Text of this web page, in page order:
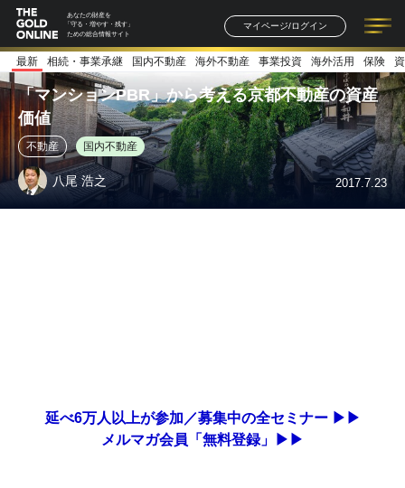
あなたの財産を
「守る・増やす・残す」
ための総合情報サイト
マイページ/ログイン
記事一覧 連載一覧
著者一覧 書籍一覧
最新 相続・事業承継 国内不動産 海外不動産 事業投資 海外活用 保険
「マンションPBR」から考える京都不動産の資産
価値
不動産 国内不動産
八尾 浩之 2017.7.23
延べ6万人以上が参加／募集中の全セミナー ▶▶
メルマガ会員「無料登録」▶▶